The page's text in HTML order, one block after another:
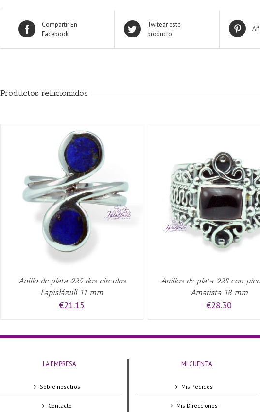
Compartir En
Facebook
Twitear este
producto
Productos relacionados
Anillo de plata 925 dos círculos
Lapislázuli 11 mm
€21.15
QUICK VIEW
Anillos de plata 925 con
Amatista 18 mm
€28.30
AÑADIR AL CARRITO /
LA EMPRESA
Sobre nosotros
Contacto
MI CUENTA
Mis Pedidos
Mis Direcciones